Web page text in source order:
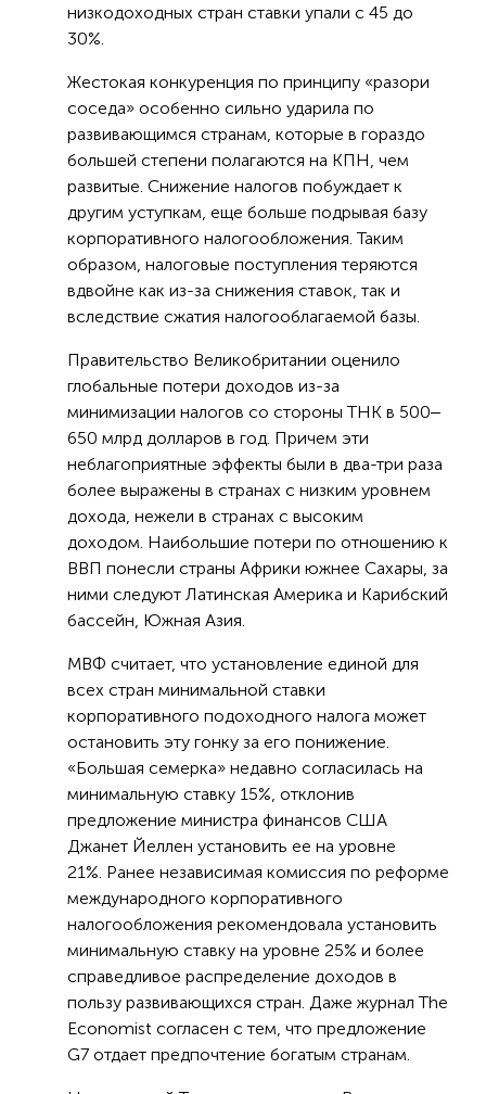
низкодоходных стран ставки упали с 45 до
30%.
Жестокая конкуренция по принципу «разори
соседа» особенно сильно ударила по
развивающимся странам, которые в гораздо
большей степени полагаются на КПН, чем
развитые. Снижение налогов побуждает к
другим уступкам, еще больше подрывая базу
корпоративного налогообложения. Таким
образом, налоговые поступления теряются
вдвойне как из-за снижения ставок, так и
вследствие сжатия налогооблагаемой базы.
Правительство Великобритании оценило
глобальные потери доходов из-за
минимизации налогов со стороны ТНК в 500‒
650 млрд долларов в год. Причем эти
неблагоприятные эффекты были в два-три раза
более выражены в странах с низким уровнем
дохода, нежели в странах с высоким
доходом. Наибольшие потери по отношению к
ВВП понесли страны Африки южнее Сахары, за
ними следуют Латинская Америка и Карибский
бассейн, Южная Азия.
МВФ считает, что установление единой для
всех стран минимальной ставки
корпоративного подоходного налога может
остановить эту гонку за его понижение.
«Большая семерка» недавно согласилась на
минимальную ставку 15%, отклонив
предложение министра финансов США
Джанет Йеллен установить ее на уровне
21%. Ранее независимая комиссия по реформе
международного корпоративного
налогообложения рекомендовала установить
минимальную ставку на уровне 25% и более
справедливое распределение доходов в
пользу развивающихся стран. Даже журнал The
Economist согласен с тем, что предложение
G7 отдает предпочтение богатым странам.